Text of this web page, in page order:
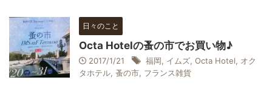
日々のこと
Octa Hotelの蚤の市でお買い物♪
2017/1/21 福岡, イムズ, Octa Hotel, オク
タホテル, 蚤の市, フランス雑貨